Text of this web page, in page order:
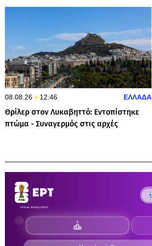
08.08.26 12:46 ΕΛΛΑΔΑ
Θρίλερ στον Λυκαβηττό: Εντοπίστηκε
πτώμα - Συναγερμός στις αρχές